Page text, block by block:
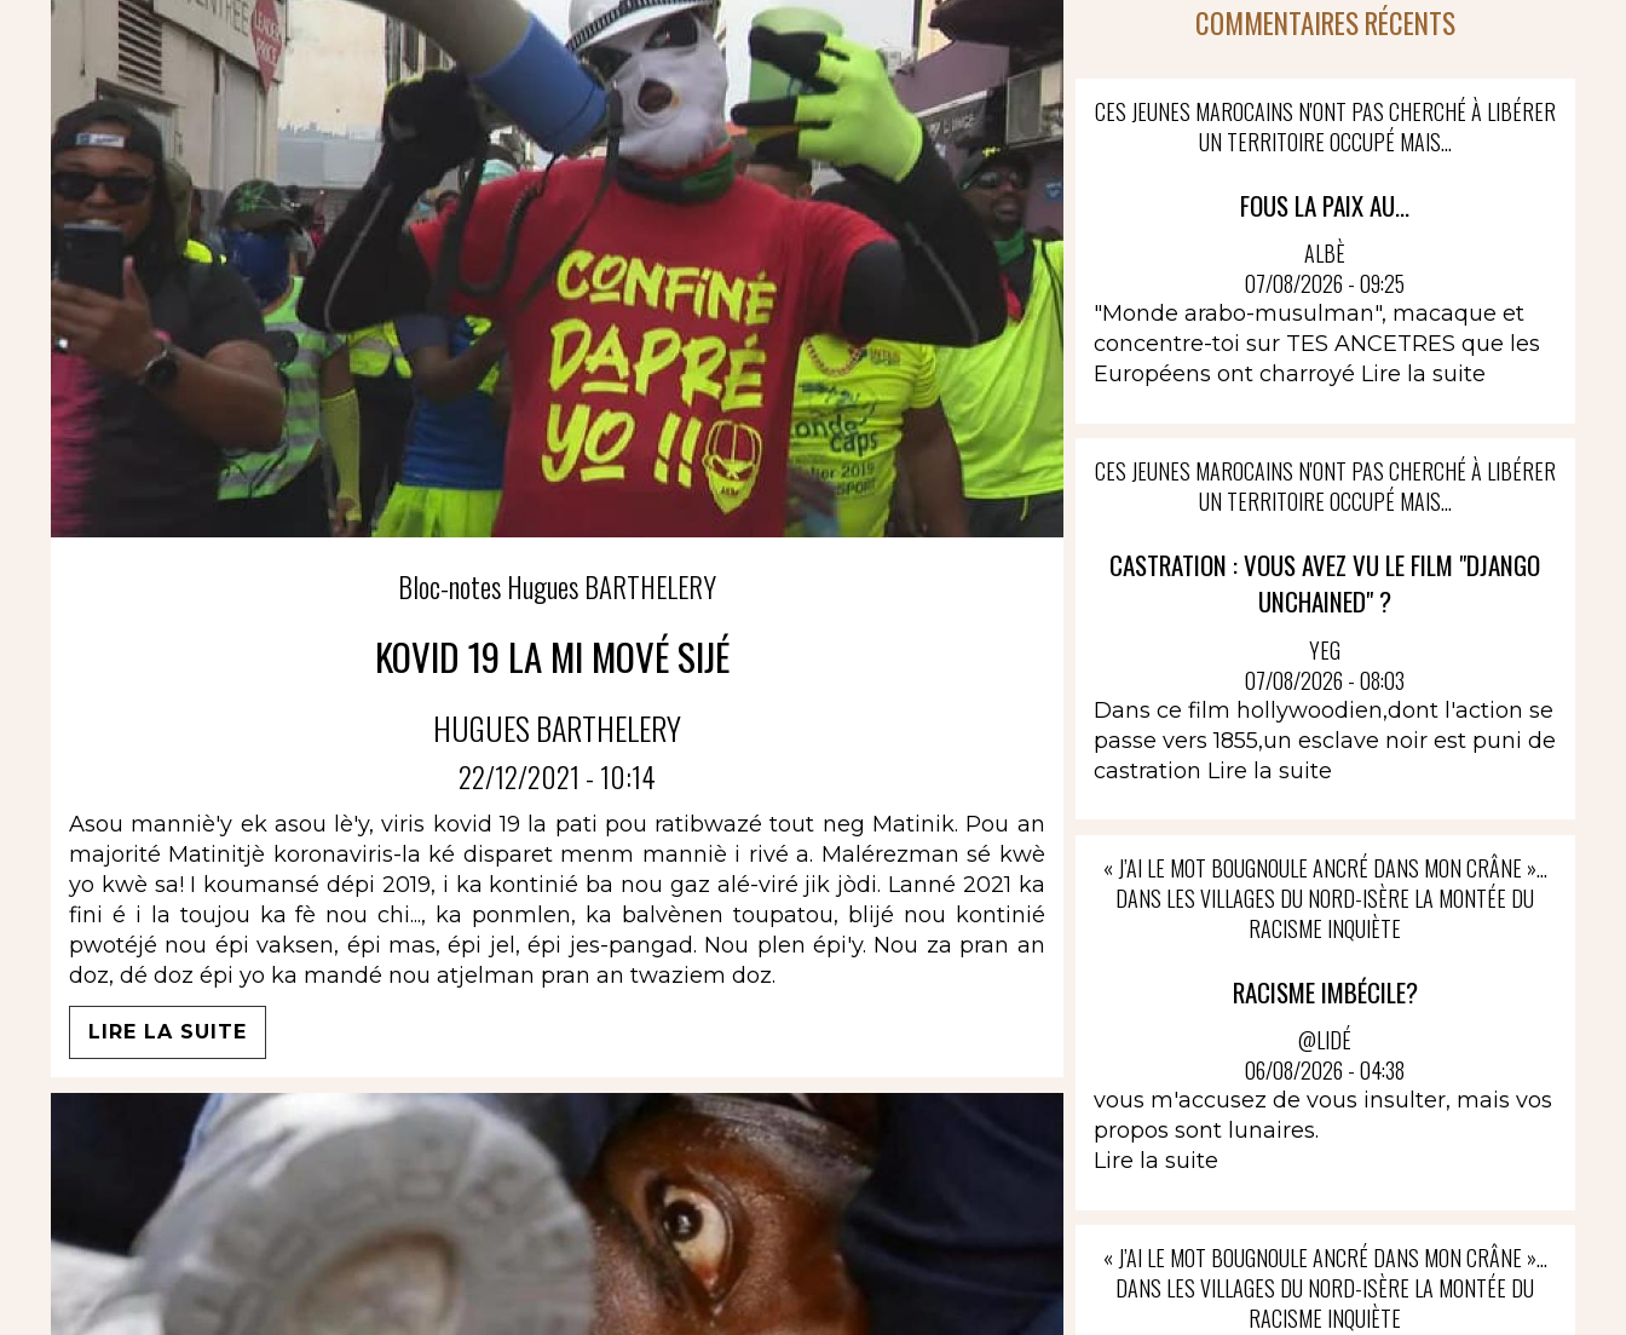
Bloc-notes Hugues BARTHELERY
KOVID 19 LA MI MOVÉ SIJÉ
HUGUES BARTHELERY
22/12/2021 - 10:14
Asou manniè'y ek asou lè'y, viris kovid 19 la pati pou ratibwazé tout neg Matinik. Pou an
majorité Matinitjè koronaviris-la ké disparet menm manniè i rivé a. Malérezman sé kwè
yo kwè sa! I koumansé dépi 2019, i ka kontinié ba nou gaz alé-viré jik jòdi. Lanné 2021 ka
fini é i la toujou ka fè nou chi..., ka ponmlen, ka balvènen toupatou, blijé nou kontinié
pwotéjé nou épi vaksen, épi mas, épi jel, épi jes-pangad. Nou plen épi'y. Nou za pran an
doz, dé doz épi yo ka mandé nou atjelman pran an twaziem doz.
LIRE LA SUITE
COMMENTAIRES RÉCENTS
CES JEUNES MAROCAINS N'ONT PAS CHERCHÉ À LIBÉRER
UN TERRITOIRE OCCUPÉ MAIS...
FOUS LA PAIX AU...
ALBÈ
07/08/2026 - 09:25
"Monde arabo-musulman", macaque et
concentre-toi sur TES ANCETRES que les
Européens ont charroyé Lire la suite
CES JEUNES MAROCAINS N'ONT PAS CHERCHÉ À LIBÉRER
UN TERRITOIRE OCCUPÉ MAIS...
CASTRATION : VOUS AVEZ VU LE FILM "DJANGO
UNCHAINED" ?
YEG
07/08/2026 - 08:03
Dans ce film hollywoodien,dont l'action se
passe vers 1855,un esclave noir est puni de
castration Lire la suite
« J’AI LE MOT BOUGNOULE ANCRÉ DANS MON CRÂNE »…
DANS LES VILLAGES DU NORD-ISÈRE LA MONTÉE DU
RACISME INQUIÈTE
RACISME IMBÉCILE?
@LIDÉ
06/08/2026 - 04:38
vous m'accusez de vous insulter, mais vos
propos sont lunaires.
Lire la suite
« J’AI LE MOT BOUGNOULE ANCRÉ DANS MON CRÂNE »…
DANS LES VILLAGES DU NORD-ISÈRE LA MONTÉE DU
RACISME INQUIÈTE